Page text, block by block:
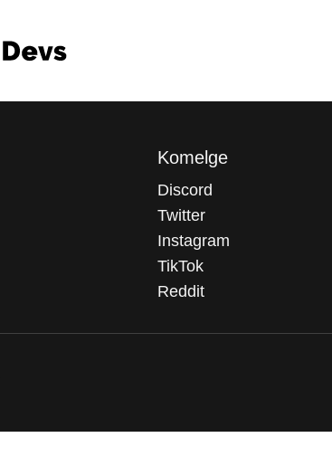
Komelge
Discord
Twitter
Instagram
TikTok
Reddit